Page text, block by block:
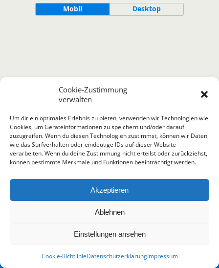
Cookie-Zustimmung
verwalten
Um dir ein optimales Erlebnis zu bieten, verwenden wir Technologien wie
Cookies, um Geräteinformationen zu speichern und/oder darauf
zuzugreifen. Wenn du diesen Technologien zustimmst, können wir Daten
wie das Surfverhalten oder eindeutige IDs auf dieser Website
verarbeiten. Wenn du deine Zustimmung nicht erteilst oder zurückziehst,
können bestimmte Merkmale und Funktionen beeinträchtigt werden.
Akzeptieren
Ablehnen
Einstellungen ansehen
Cookie-RichtlinieDatenschutzerklärungImpressum
Mobil Desktop
Termin vereinbaren